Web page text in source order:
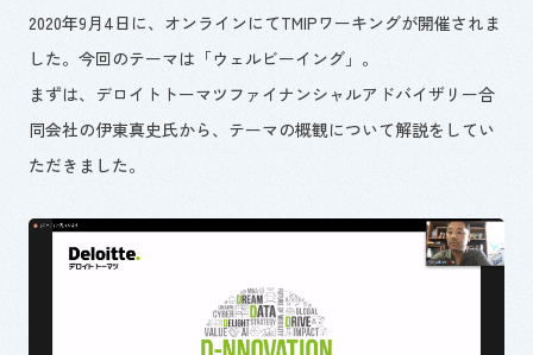
2020年9月4日に、オンラインにてTMIPワーキングが開催されま
した。今回のテーマは「ウェルビーイング」。
まずは、デロイトトーマツファイナンシャルアドバイザリー合
同会社の伊東真史氏から、テーマの概観について解説をしてい
ただきました。